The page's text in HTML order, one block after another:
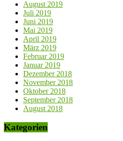
August 2019
Juli 2019
Juni 2019
Mai 2019
April 2019
März 2019
Februar 2019
Januar 2019
Dezember 2018
November 2018
Oktober 2018
September 2018
August 2018
Kategorien